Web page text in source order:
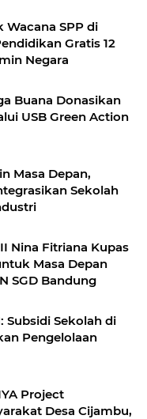
Wacana SPP di
Gratis 12
Negara
Buana Donasikan
USB Green Action
Masa Depan,
Sekolah
Nina Fitriana Kupas
Masa Depan
SGD Bandung
Subsidi Sekolah di
Pengelolaan
Project
Desa Cijambu,